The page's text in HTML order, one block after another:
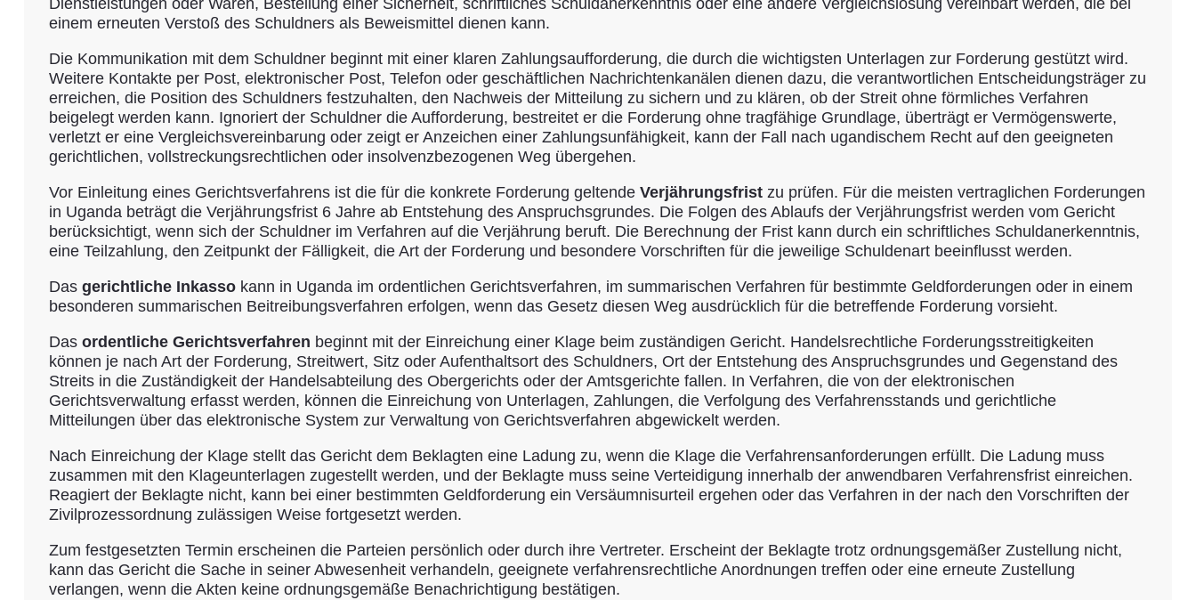
Dienstleistungen oder Waren, Bestellung einer Sicherheit, schriftliches Schuldanerkenntnis oder eine andere Vergleichslösung vereinbart werden, die bei
einem erneuten Verstoß des Schuldners als Beweismittel dienen kann.
Die Kommunikation mit dem Schuldner beginnt mit einer klaren Zahlungsaufforderung, die durch die wichtigsten Unterlagen zur Forderung gestützt wird.
Weitere Kontakte per Post, elektronischer Post, Telefon oder geschäftlichen Nachrichtenkanälen dienen dazu, die verantwortlichen Entscheidungsträger zu
erreichen, die Position des Schuldners festzuhalten, den Nachweis der Mitteilung zu sichern und zu klären, ob der Streit ohne förmliches Verfahren
beigelegt werden kann. Ignoriert der Schuldner die Aufforderung, bestreitet er die Forderung ohne tragfähige Grundlage, überträgt er Vermögenswerte,
verletzt er eine Vergleichsvereinbarung oder zeigt er Anzeichen einer Zahlungsunfähigkeit, kann der Fall nach ugandischem Recht auf den geeigneten
gerichtlichen, vollstreckungsrechtlichen oder insolvenzbezogenen Weg übergehen.
Vor Einleitung eines Gerichtsverfahrens ist die für die konkrete Forderung geltendeVerjährungsfrist zu prüfen. Für die meisten vertraglichen Forderungen
in Uganda beträgt die Verjährungsfrist 6 Jahre ab Entstehung des Anspruchsgrundes. Die Folgen des Ablaufs der Verjährungsfrist werden vom Gericht
berücksichtigt, wenn sich der Schuldner im Verfahren auf die Verjährung beruft. Die Berechnung der Frist kann durch ein schriftliches Schuldanerkenntnis,
eine Teilzahlung, den Zeitpunkt der Fälligkeit, die Art der Forderung und besondere Vorschriften für die jeweilige Schuldenart beeinflusst werden.
Dasgerichtliche Inkasso kann in Uganda im ordentlichen Gerichtsverfahren, im summarischen Verfahren für bestimmte Geldforderungen oder in einem
besonderen summarischen Beitreibungsverfahren erfolgen, wenn das Gesetz diesen Weg ausdrücklich für die betreffende Forderung vorsieht.
Dasordentliche Gerichtsverfahren beginnt mit der Einreichung einer Klage beim zuständigen Gericht. Handelsrechtliche Forderungsstreitigkeiten
können je nach Art der Forderung, Streitwert, Sitz oder Aufenthaltsort des Schuldners, Ort der Entstehung des Anspruchsgrundes und Gegenstand des
Streits in die Zuständigkeit der Handelsabteilung des Obergerichts oder der Amtsgerichte fallen. In Verfahren, die von der elektronischen
Gerichtsverwaltung erfasst werden, können die Einreichung von Unterlagen, Zahlungen, die Verfolgung des Verfahrensstands und gerichtliche
Mitteilungen über das elektronische System zur Verwaltung von Gerichtsverfahren abgewickelt werden.
Nach Einreichung der Klage stellt das Gericht dem Beklagten eine Ladung zu, wenn die Klage die Verfahrensanforderungen erfüllt. Die Ladung muss
zusammen mit den Klageunterlagen zugestellt werden, und der Beklagte muss seine Verteidigung innerhalb der anwendbaren Verfahrensfrist einreichen.
Reagiert der Beklagte nicht, kann bei einer bestimmten Geldforderung ein Versäumnisurteil ergehen oder das Verfahren in der nach den Vorschriften der
Zivilprozessordnung zulässigen Weise fortgesetzt werden.
Zum festgesetzten Termin erscheinen die Parteien persönlich oder durch ihre Vertreter. Erscheint der Beklagte trotz ordnungsgemäßer Zustellung nicht,
kann das Gericht die Sache in seiner Abwesenheit verhandeln, geeignete verfahrensrechtliche Anordnungen treffen oder eine erneute Zustellung
verlangen, wenn die Akten keine ordnungsgemäße Benachrichtigung bestätigen.